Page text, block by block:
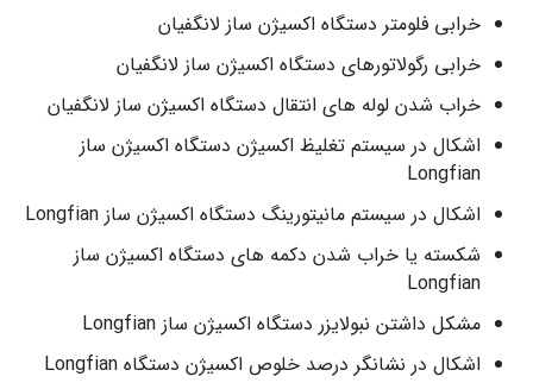
خرابی فلومتر دستگاه اکسیژن ساز لانگفیان
خرابی رگولاتورهای دستگاه اکسیژن ساز لانگفیان
خراب شدن لوله های انتقال دستگاه اکسیژن ساز لانگفیان
اشکال در سیستم تغلیظ اکسیژن دستگاه اکسیژن ساز
Longfian
اشکال در سیستم مانیتورینگ دستگاه اکسیژن ساز Longfian
شکسته یا خراب شدن دکمه های دستگاه اکسیژن ساز
Longfian
مشکل داشتن نبولایزر دستگاه اکسیژن ساز Longfian
اشکال در نشانگر درصد خلوص اکسیژن دستگاه Longfian